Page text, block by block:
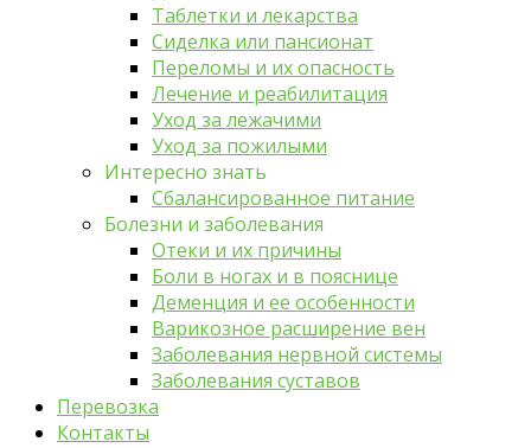
Таблетки и лекарства
Сиделка или пансионат
Переломы и их опасность
Лечение и реабилитация
Уход за лежачими
Уход за пожилыми
Интересно знать
Сбалансированное питание
Болезни и заболевания
Отеки и их причины
Боли в ногах и в пояснице
Деменция и ее особенности
Варикозное расширение вен
Заболевания нервной системы
Заболевания суставов
Перевозка
Контакты